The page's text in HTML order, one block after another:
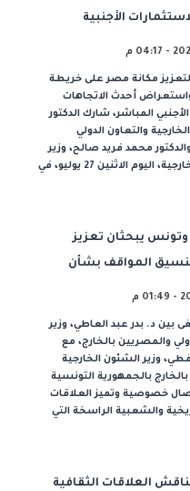
الأجنبية
لتعزيز مكانة مصر على خريطة
واستعراض أحدث الاتجاهات
المباشر، شارك الدكتور
والتعاون الدولي
محمد فريد صالح، وزير
الاستثمار والتجارة الخارجية، اليوم الاثنين 27 يوليو، في
وتونس يبحثان تعزيز
المواقف بشأن
بين د. بدر عبد العاطي، وزير
والمصريين بالخارج، مع
وزير الشئون الخارجية
بالجمهورية التونسية
خصوصية وتميز العلاقات
والشعبية الراسخة التي
العلاقات الثقافية